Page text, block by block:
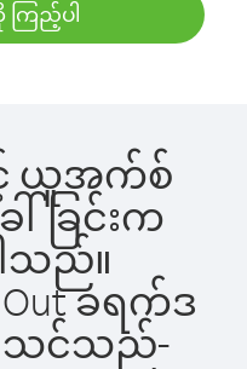
ကြည့်ပါ
င့် ယူအက်စ်
ါ်ခြင်းက
ည်။
ခရက်ဒ
သင်သည်-